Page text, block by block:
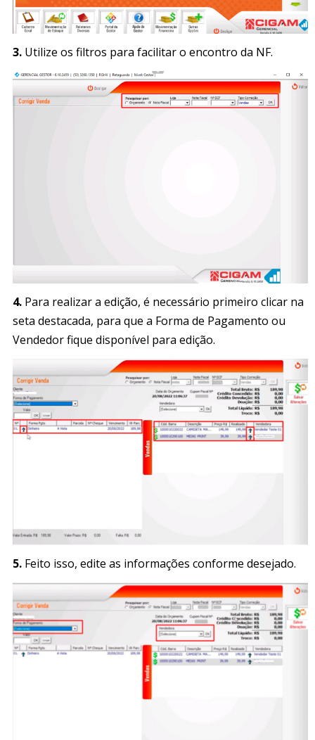
3. Utilize os filtros para facilitar o encontro da NF.
4. Para realizar a edição, é necessário primeiro clicar na
seta destacada, para que a Forma de Pagamento ou
Vendedor fique disponível para edição.
5. Feito isso, edite as informações conforme desejado.